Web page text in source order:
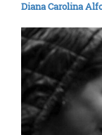
Diana Carolina